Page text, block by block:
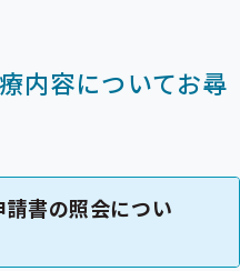
内容についてお尋
書の照会につい